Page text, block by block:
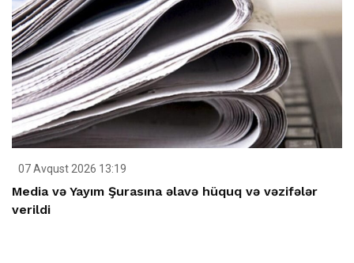
07 Avqust 2026 13:19
Media və Yayım Şurasına əlavə hüquq və vəzifələr
verildi